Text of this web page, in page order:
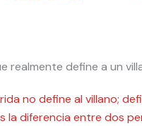
realmente define a un
no define al villano;
la diferencia entre dos